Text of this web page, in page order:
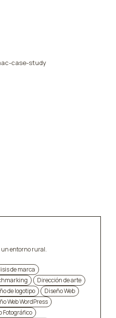
un entorno rural.
de marca
Dirección de arte
de logotipo
Diseño Web
Web WordPress
Fotográfico